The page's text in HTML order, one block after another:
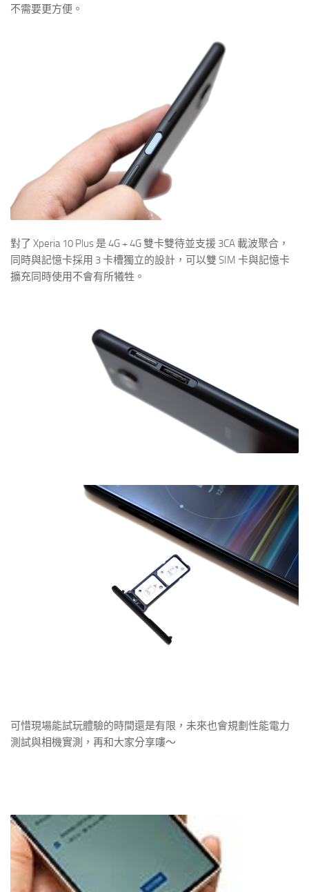
不需要更方便。
對了 Xperia 10 Plus 是 4G + 4G 雙卡雙待並支援 3CA 載波聚合，
同時與記憶卡採用 3 卡槽獨立的設計，可以雙 SIM 卡與記憶卡
擴充同時使用不會有所犧牲。
可惜現場能試玩體驗的時間還是有限，未來也會規劃性能電力
測試與相機實測，再和大家分享嘍～